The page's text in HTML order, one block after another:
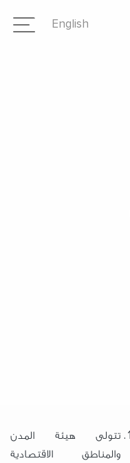
English
تتولى هيئة المدن
والمناطق الاقتصادية